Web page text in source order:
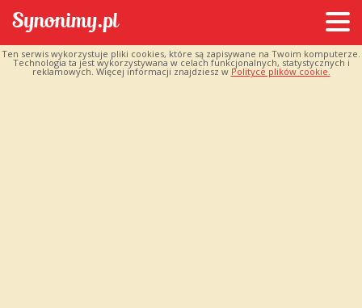
Ten serwis wykorzystuje pliki cookies, które są zapisywane na Twoim komputerze.
Technologia ta jest wykorzystywana w celach funkcjonalnych, statystycznych i
reklamowych. Więcej informacji znajdziesz w Polityce plików cookie.